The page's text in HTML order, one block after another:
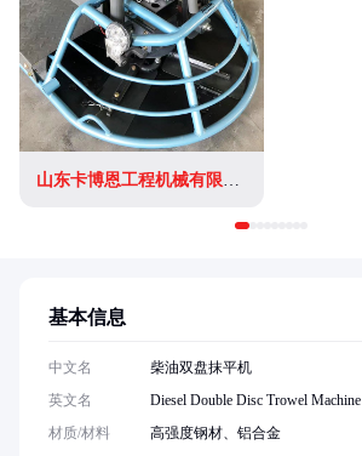
山东卡博恩工程机械有限公司
基本信息
中文名
柴油双盘抹平机
英文名
Diesel Double Disc Trowel Machine
材质/材料
高强度钢材、铝合金